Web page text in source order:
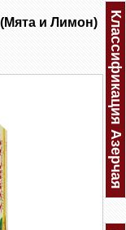
и Лимон)
Классификация Азерчая